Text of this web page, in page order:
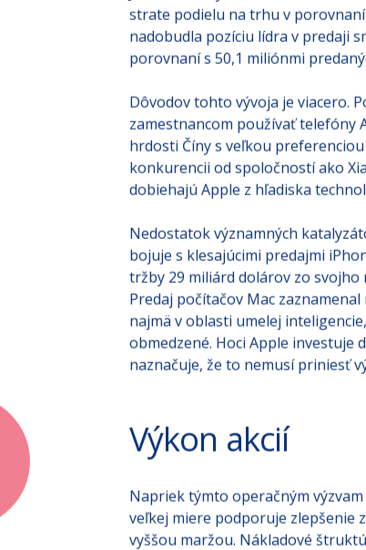
Samsung, v Q1 dodal 60 miliónov
Jasné známky toho, že
strate podielu na trhu v porovnaní
nadobudla pozíciu lídra v predaji
porovnaní s 50,1 miliónmi
Dôvodov tohto vývoja je viacero.
zamestnancom používať telefóny
hrdosti Číny s veľkou
konkurencii od spoločností ako
dobiehajú Apple z hľadiska
Nedostatok významných
bojuje s klesajúcimi predajmi
tržby 29 miliárd dolárov zo svojho
Predaj počítačov Mac
najmä v oblasti umelej
naznačuje, že to nemusí priniesť
Výkon akcií